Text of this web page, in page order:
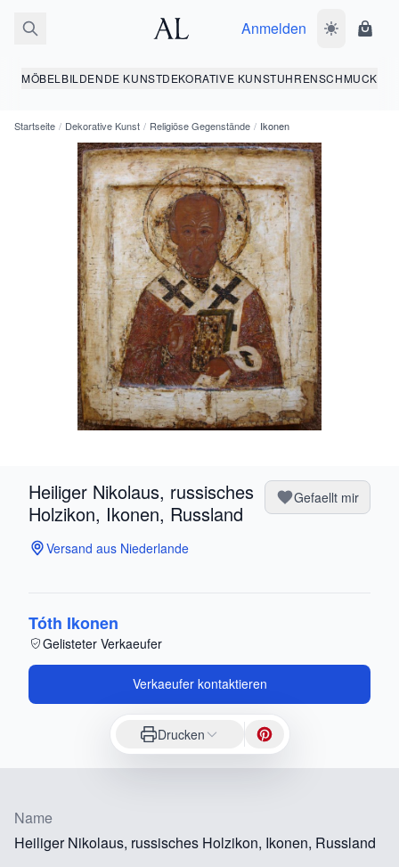
Anmelden
MÖBEL BILDENDE KUNSTDEKORATIVE KUNSTUHRENSCHMUCK
Startseite / Dekorative Kunst / Religiöse Gegenstände / Ikonen
Heiliger Nikolaus, russisches
Holzikon, Ikonen, Russland
Gefaellt mir
Versand aus Niederlande
Tóth Ikonen
Gelisteter Verkaeufer
Verkaeufer kontaktieren
Drucken
Name
Heiliger Nikolaus, russisches Holzikon, Ikonen, Russland